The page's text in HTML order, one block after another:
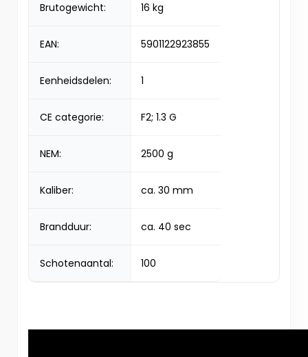
Brutogewicht: 16 kg
EAN: 5901122923855
Eenheidsdelen: 1
CE categorie: F2; 1.3 G
NEM: 2500 g
Kaliber: ca. 30 mm
Brandduur: ca. 40 sec
Schotenaantal: 100